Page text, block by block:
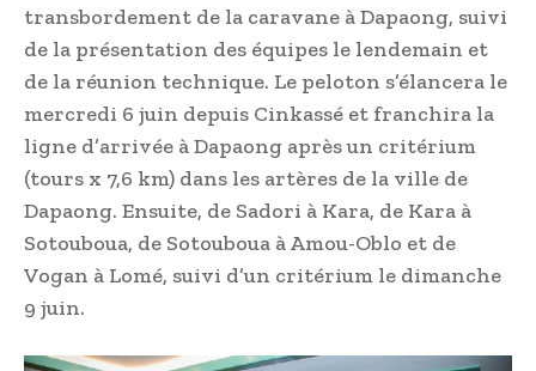
transbordement de la caravane à Dapaong, suivi
de la présentation des équipes le lendemain et
de la réunion technique. Le peloton s’élancera le
mercredi 6 juin depuis Cinkassé et franchira la
ligne d’arrivée à Dapaong après un critérium
(tours x 7,6 km) dans les artères de la ville de
Dapaong. Ensuite, de Sadori à Kara, de Kara à
Sotouboua, de Sotouboua à Amou-Oblo et de
Vogan à Lomé, suivi d’un critérium le dimanche
9 juin.